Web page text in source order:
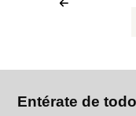
Entérate de